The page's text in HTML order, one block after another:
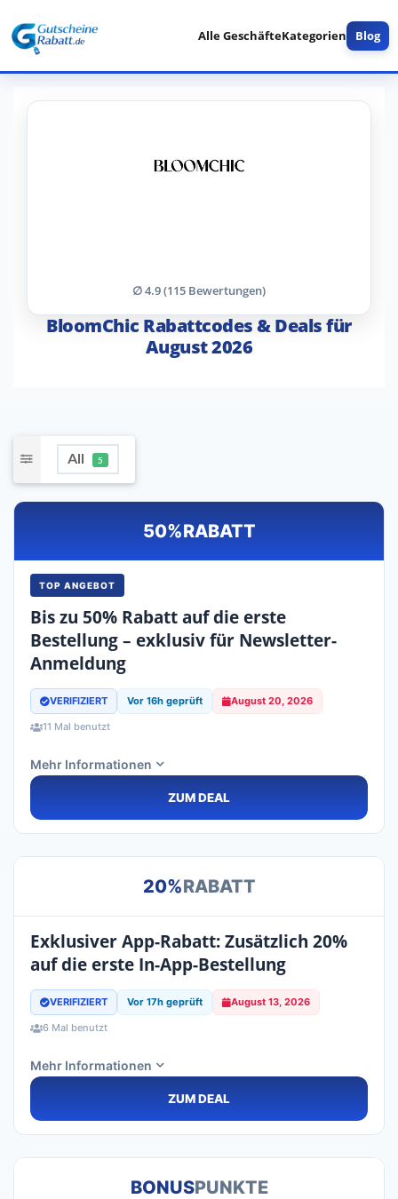
Alle GeschäfteKategorien Blog
∅ 4.9 (115 Bewertungen)
BloomChic Rabattcodes & Deals für
August 2026
All 5
50%RABATT
TOP ANGEBOT
Bis zu 50% Rabatt auf die erste
Bestellung – exklusiv für Newsletter-
Anmeldung
VERIFIZIERT Vor 16h geprüft August 20, 2026
11 Mal benutzt
Mehr Informationen
ZUM DEAL
20%RABATT
Exklusiver App-Rabatt: Zusätzlich 20%
auf die erste In-App-Bestellung
VERIFIZIERT Vor 17h geprüft August 13, 2026
6 Mal benutzt
Mehr Informationen
ZUM DEAL
BONUSPUNKTE